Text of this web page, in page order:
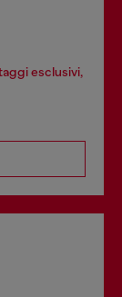
esclusivi,